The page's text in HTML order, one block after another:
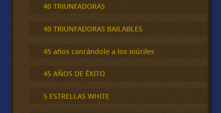
40 TRIUNFADORAS
40 TRIUNFADORAS BAILABLES
45 años cantándole a los inútiles
45 AÑOS DE ÉXITO
5 ESTRELLAS WHITE